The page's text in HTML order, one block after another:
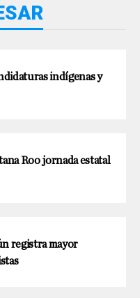
indígenas y
Roo jornada estatal
registra mayor